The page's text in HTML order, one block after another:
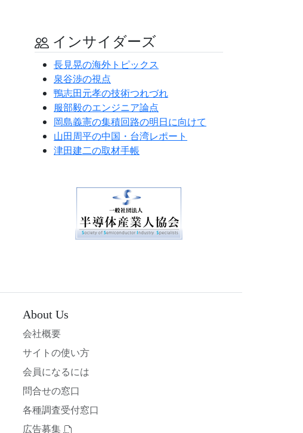
インサイダーズ
長見晃の海外トピックス
泉谷渉の視点
鴨志田元孝の技術つれづれ
服部毅のエンジニア論点
岡島義憲の集積回路の明日に向けて
山田周平の中国・台湾レポート
津田建二の取材手帳
About Us
会社概要
サイトの使い方
会員になるには
問合せの窓口
各種調査受付窓口
広告募集